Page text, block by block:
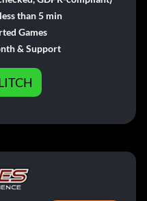
than 5 min
Games
& Support